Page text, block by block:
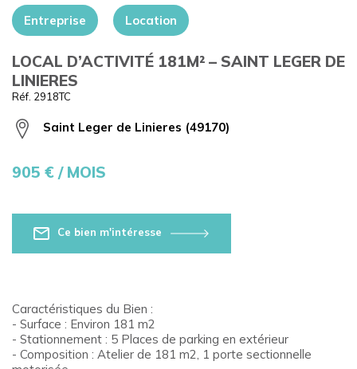
Entreprise Location
LOCAL D’ACTIVITÉ 181M² – SAINT LEGER DE
LINIERES
Réf. 2918TC
Saint Leger de Linieres (49170)
905 € / MOIS
Ce bien m'intéresse
Caractéristiques du Bien :
- Surface : Environ 181 m2
- Stationnement : 5 Places de parking en extérieur
- Composition : Atelier de 181 m2, 1 porte sectionnelle